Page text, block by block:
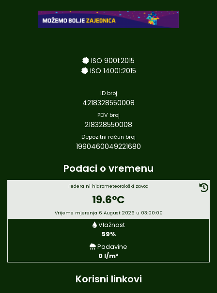
ISO 9001:2015
ISO 14001:2015
ID broj
4218328550008
PDV broj
218328550008
Depozitni račun broj
1990460049221680
Podaci o vremenu
Federalni hidrometeorološki zavod
19.6°C
Vrijeme mjerenja 6 August 2026 u 03:00:00
Vlažnost
59%
Padavine
0 l/m²
Korisni linkovi